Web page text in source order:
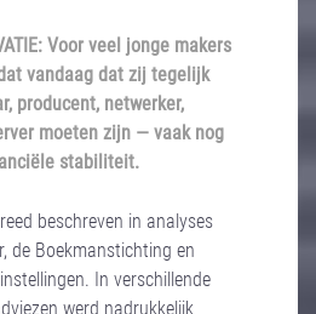
Voor veel jonge makers
vandaag dat zij tegelijk
producent, netwerker,
moeten zijn — vaak nog
stabiliteit.
beschreven in analyses
de Boekmanstichting en
In verschillende
werd nadrukkelijk